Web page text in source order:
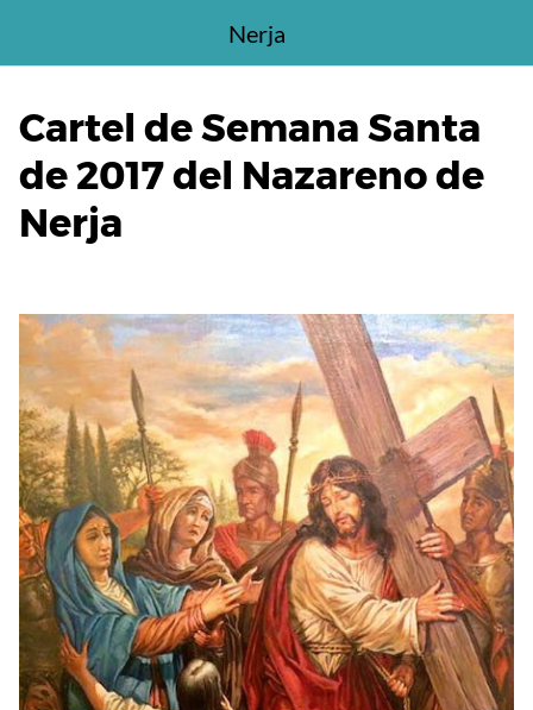
contenido
Nerja
Cartel de Semana Santa
de 2017 del Nazareno de
Nerja